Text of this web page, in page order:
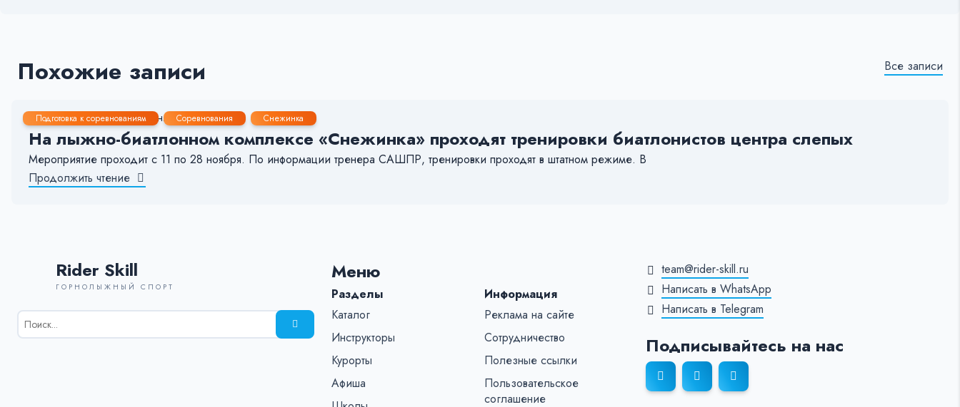
Похожие записи Все записи
Подготовка к соревнованиям Соревнования Снежинка
25 Ноя, 2021 < 1 мин. 81 8
На лыжно-биатлонном комплексе «Снежинка» проходят тренировки биатлонистов центра слепых
Мероприятие проходит с 11 по 28 ноября. По информации тренера САШПР, тренировки проходят в штатном режиме. В
Продолжить чтение
Rider Skill
ГОРНОЛЫЖНЫЙ СПОРТ
Результаты
поиска
Меню
Разделы
Каталог
Инструкторы
Курорты
Афиша
Информация
Реклама на сайте
Сотрудничество
Полезные ссылки
Пользовательское
соглашение
team@rider-skill.ru
Написать в WhatsApp
Написать в Telegram
Подписывайтесь на нас